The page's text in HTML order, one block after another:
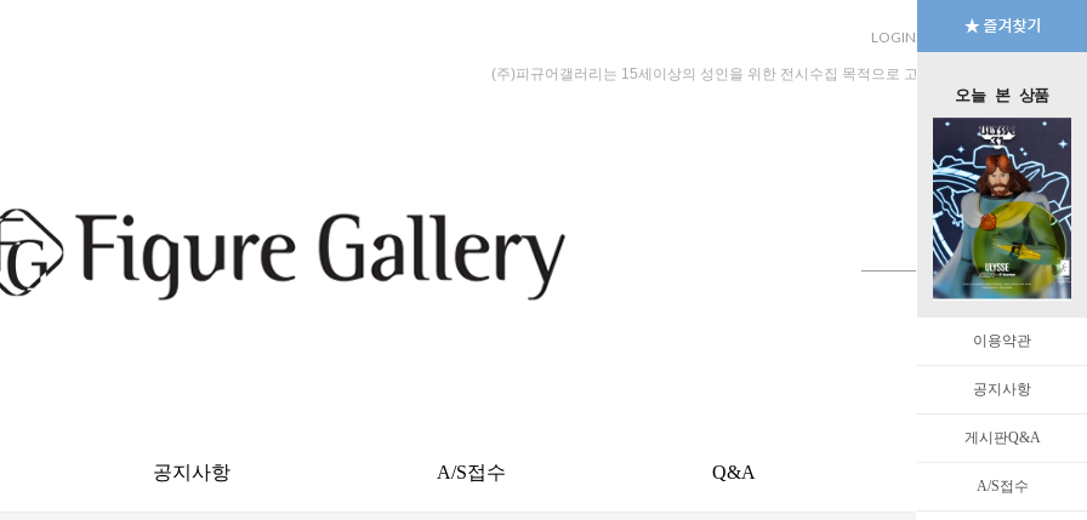
오늘 본 상품
이용약관
공지사항
게시판Q&A
A/S접수
LOGIN JOIN MYPAGE
(주)피규어갤러리는 15세이상의 성인을 위한 전시수집 목적으로 고안된 수입판매 전문 법인
공지사항 A/S접수 Q&A